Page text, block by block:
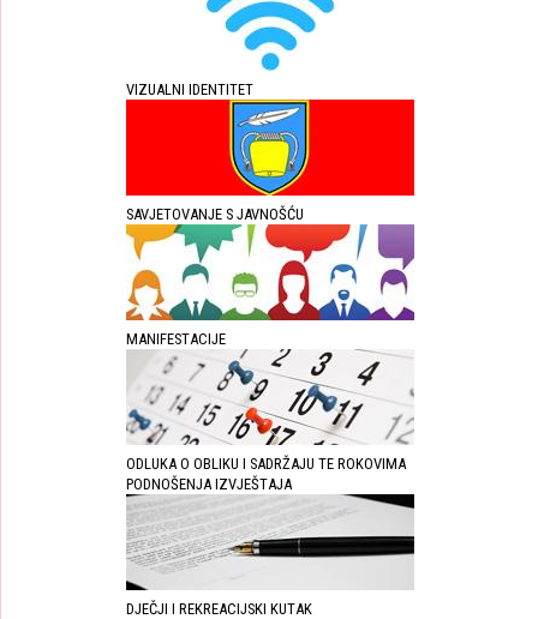
VIZUALNI IDENTITET
SAVJETOVANJE S JAVNOŠĆU
MANIFESTACIJE
ODLUKA O OBLIKU I SADRŽAJU TE ROKOVIMA
PODNOŠENJA IZVJEŠTAJA
DJEČJI I REKREACIJSKI KUTAK